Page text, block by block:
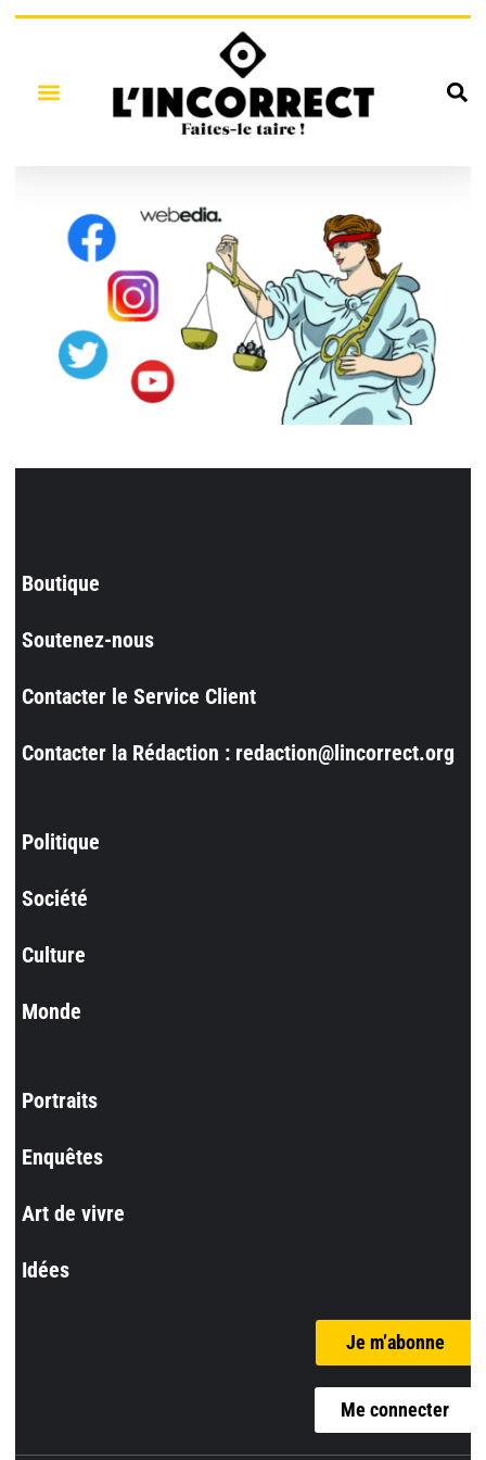
Boutique
Soutenez-nous
Contacter le Service Client
Contacter la Rédaction : redaction@lincorrect.org
Politique
Société
Culture
Monde
Portraits
Enquêtes
Art de vivre
Idées
Je m’abonne
Me connecter